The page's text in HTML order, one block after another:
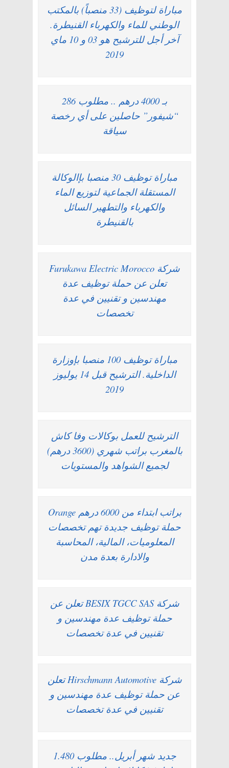
مباراة لتوظيف (33 منصباً) بالمكتب
الوطني للماء والكهرباء القنيطرة.
آخر أجل للترشيح هو 03 و 10 ماي
2019
بـ 4000 درهم .. مطلوب 286
“شيفور” حاصلين على أي رخصة
سياقة
مباراة توظيف 30 منصبا بإالوكالة
المستقلة الجماعية لتوزيع الماء
والكهرباء والتطهير السائل
بالقنيطرة
شركة Furukawa Electric Morocco
تعلن عن حملة توظيف عدة
مهندسين و تقنيين في عدة
تخصصات
مباراة توظيف 100 منصبا بإوزارة
الداخلية. الترشيح قبل 14 يوليوز
2019
الترشيح للعمل بوكالات وفا كاش
بالمغرب براتب شهري (3600 درهم)
لجميع الشواهد والمستويات
براتب ابتداء من 6000 درهم Orange
حملة توظيف جديدة تهم تخصصات
المعلوميات، المالية، المحاسبة
والادارة بعدة مدن
شركة BESIX TGCC SAS تعلن عن
حملة توظيف عدة مهندسين و
تقنيين في عدة تخصصات
شركة Hirschmann Automotive تعلن
عن حملة توظيف عدة مهندسين و
تقنيين في عدة تخصصات
جديد شهر أبريل.. مطلوب 1.480